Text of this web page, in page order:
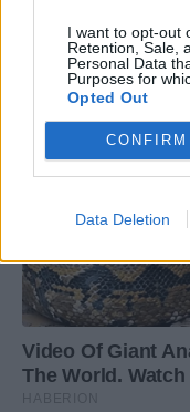
I want to opt-out
Retention, Sale,
Personal Data
Purposes for
Opted Out
CONFIRM
Data Deletion